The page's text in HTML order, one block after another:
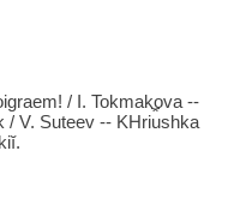
/ I. Tokmakova --
/ V. Suteev -- KHri︠u︡shka